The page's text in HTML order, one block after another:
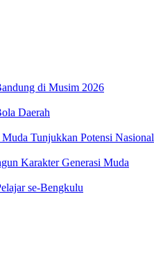
di Musim 2026
Daerah
Tunjukkan Potensi Nasional
Karakter Generasi Muda
se-Bengkulu